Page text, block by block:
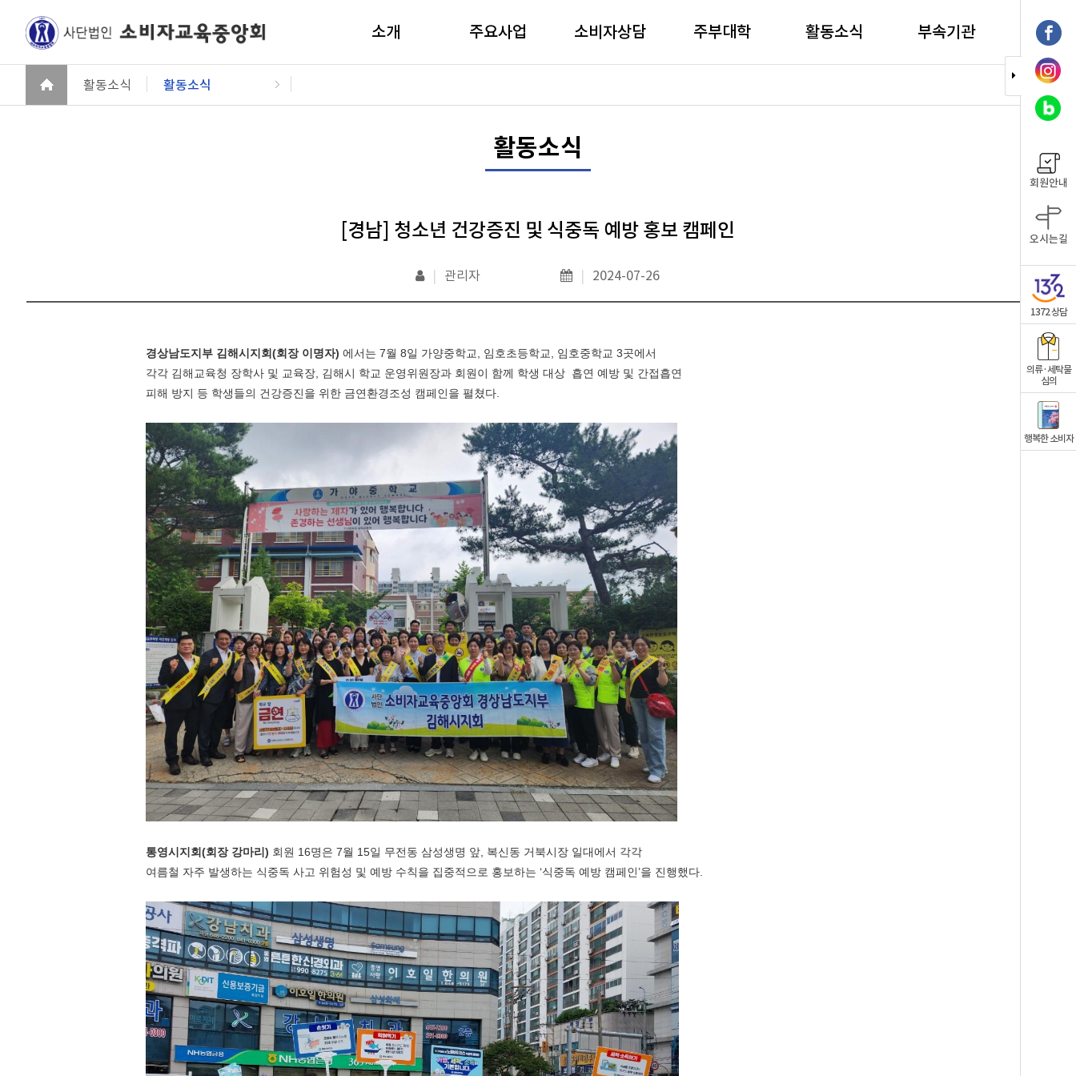
회원안내
오시는길
1372 상담
의류·세탁물
심의
행복한 소비자
소개 주요사업 소비자상담 주부대학 활동소식 부속기관
활동소식 활동소식
활동소식
[경남] 청소년 건강증진 및 식중독 예방 홍보 캠페인
관리자 2024-07-26
경상남도지부 김해시지회(회장 이명자) 에서는 7월 8일 가양중학교 임호초등학교 임호중학교 3곳에서
각각 김해교육청 장학사 및 교육장 김해시 학교 운영위원장과 회원이 함께 학생 대상 흡연 예방 및 간접흡연
피해 방지 등 학생들의 건강증진을 위한 금연환경조성 캠페인을 펼쳤다
통영시지회(회장 강마리 ) 회원 16명은 7월 15일 무전동 삼성생명 앞 복신동 거북시장 일대에서 각각
여름철 자주 발생하는 식중독 사고 위험성 및 예방 수칙을 집중적으로 홍보하는 ‘식중독 예방 캠페인’을 진행했다